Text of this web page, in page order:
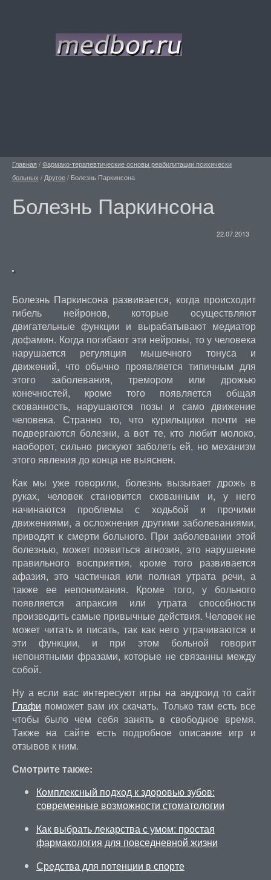
Главная /Фармако-терапевтические основы реабилитации психически
больных / Другое/ Болезнь Паркинсона
Болезнь Паркинсона
22.07.2013
Болезнь Паркинсона развивается, когда происходит
гибель нейронов, которые осуществляют
двигательные функции и вырабатывают медиатор
дофамин. Когда погибают эти нейроны, то у человека
нарушается регуляция мышечного тонуса и
движений, что обычно проявляется типичным для
этого заболевания, тремором или дрожью
конечностей, кроме того появляется общая
скованность, нарушаются позы и само движение
человека. Странно то, что курильщики почти не
подвергаются болезни, а вот те, кто любит молоко,
наоборот, сильно рискуют заболеть ей, но механизм
этого явления до конца не выяснен.
Как мы уже говорили, болезнь вызывает дрожь в
руках, человек становится скованным и, у него
начинаются проблемы с ходьбой и прочими
движениями, а осложнения другими заболеваниями,
приводят к смерти больного. При заболевании этой
болезнью, может появиться агнозия, это нарушение
правильного восприятия, кроме того развивается
афазия, это частичная или полная утрата речи, а
также ее непонимания. Кроме того, у больного
появляется апраксия или утрата способности
производить самые привычные действия. Человек не
может читать и писать, так как него утрачиваются и
эти функции, и при этом больной говорит
непонятными фразами, которые не связанны между
собой.
Ну а если вас интересуют игры на андроид то сайт
Глафи поможет вам их скачать. Только там есть все
чтобы было чем себя занять в свободное время.
Также на сайте есть подробное описание игр и
отзывов к ним.
Смотрите также:
Комплексный подход к здоровью зубов:
современные возможности стоматологии
Как выбрать лекарства с умом: простая
фармакология для повседневной жизни
Средства для потенции в спорте